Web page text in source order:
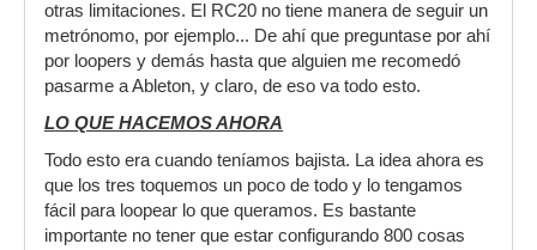
otras limitaciones. El RC20 no tiene manera de seguir un
metrónomo, por ejemplo... De ahí que preguntase por ahí
por loopers y demás hasta que alguien me recomedó
pasarme a Ableton, y claro, de eso va todo esto.
LO QUE HACEMOS AHORA
Todo esto era cuando teníamos bajista. La idea ahora es
que los tres toquemos un poco de todo y lo tengamos
fácil para loopear lo que queramos. Es bastante
importante no tener que estar configurando 800 cosas